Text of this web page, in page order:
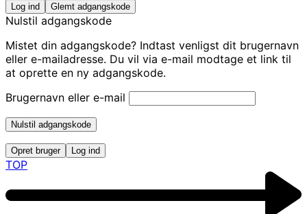
Log ind Glemt adgangskode
Nulstil adgangskode
Mistet din adgangskode? Indtast venligst dit brugernavn
eller e-mailadresse. Du vil via e-mail modtage et link til
at oprette en ny adgangskode.
Brugernavn eller e-mail
Nulstil adgangskode
Opret bruger Log ind
TOP